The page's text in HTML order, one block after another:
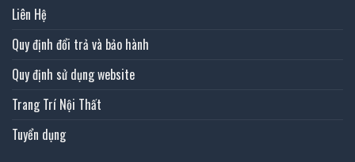
Liên Hệ
Quy định đổi trả và bảo hành
Quy định sử dụng website
Trang Trí Nội Thất
Tuyển dụng